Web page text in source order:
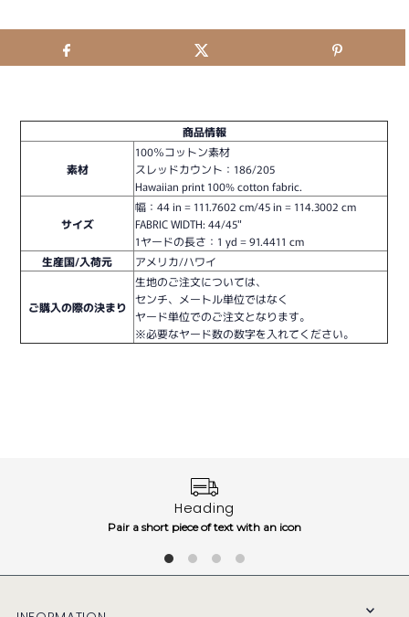
商品情報
素材
100％コットン素材
スレッドカウント：186/205
Hawaiian print 100% cotton fabric.
サイズ
幅：44 in = 111.7602 cm/45 in = 114.3002 cm
FABRIC WIDTH: 44/45"
1ヤードの長さ： 1 yd = 91.4411 cm
生産国/入荷元
アメリカ/ハワイ
ご購入の際の決まり
生地のご注文については、
センチ、メートル単位ではなく
ヤード単位でのご注文となります。
※必要なヤード数の数字を入れてください。
Heading
Pair a short piece of text with an icon